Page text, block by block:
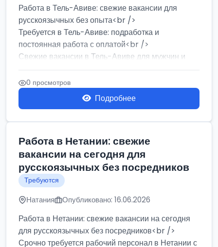
Работа в Тель-Авиве: свежие вакансии для
русскоязычных без опыта<br />
Требуется в Тель-Авиве: подработка и
постоянная работа с оплатой<br />
Свежие вакансии в Тель-Авиве для мужчин и
женщин от хозя...
0 просмотров
Подробнее
Работа в Нетании: свежие
вакансии на сегодня для
русскоязычных без посредников
Требуются
Натания Опубликовано: 16.06.2026
Работа в Нетании: свежие вакансии на сегодня
для русскоязычных без посредников<br />
Срочно требуется рабочий персонал в Нетании с